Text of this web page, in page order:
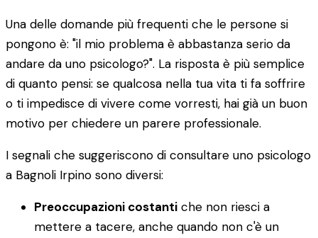
Una delle domande più frequenti che le persone si
pongono è: "il mio problema è abbastanza serio da
andare da uno psicologo?". La risposta è più semplice
di quanto pensi: se qualcosa nella tua vita ti fa soffrire
o ti impedisce di vivere come vorresti, hai già un buon
motivo per chiedere un parere professionale.
I segnali che suggeriscono di consultare uno psicologo
a Bagnoli Irpino sono diversi:
Preoccupazioni costanti che non riesci a
mettere a tacere, anche quando non c'è un